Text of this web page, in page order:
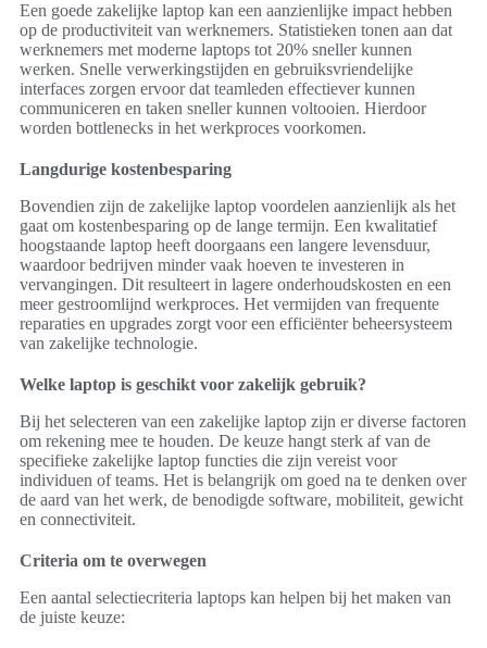
Een goede zakelijke laptop kan een aanzienlijke impact hebben
op de productiviteit van werknemers. Statistieken tonen aan dat
werknemers met moderne laptops tot 20% sneller kunnen
werken. Snelle verwerkingstijden en gebruiksvriendelijke
interfaces zorgen ervoor dat teamleden effectiever kunnen
communiceren en taken sneller kunnen voltooien. Hierdoor
worden bottlenecks in het werkproces voorkomen.
Langdurige kostenbesparing
Bovendien zijn de zakelijke laptop voordelen aanzienlijk als het
gaat om kostenbesparing op de lange termijn. Een kwalitatief
hoogstaande laptop heeft doorgaans een langere levensduur,
waardoor bedrijven minder vaak hoeven te investeren in
vervangingen. Dit resulteert in lagere onderhoudskosten en een
meer gestroomlijnd werkproces. Het vermijden van frequente
reparaties en upgrades zorgt voor een efficiënter beheersysteem
van zakelijke technologie.
Welke laptop is geschikt voor zakelijk gebruik?
Bij het selecteren van een zakelijke laptop zijn er diverse factoren
om rekening mee te houden. De keuze hangt sterk af van de
specifieke zakelijke laptop functies die zijn vereist voor
individuen of teams. Het is belangrijk om goed na te denken over
de aard van het werk, de benodigde software, mobiliteit, gewicht
en connectiviteit.
Criteria om te overwegen
Een aantal selectiecriteria laptops kan helpen bij het maken van
de juiste keuze: